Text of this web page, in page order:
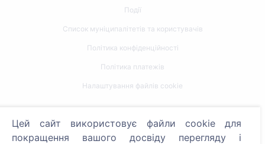
Події
Список муніципалітетів та користувачів
Політика конфіденційності
Політика платежів
Налаштування файлів cookie
Пошук померлих
Цей сайт використовує файли cookie для
покращення вашого досвіду перегляду і